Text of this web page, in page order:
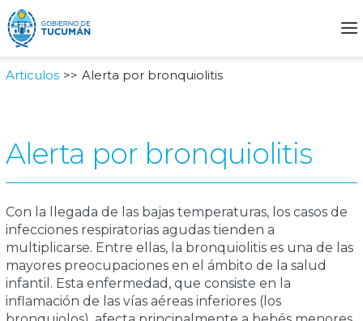
Articulos Alerta por bronquiolitis
Alerta por bronquiolitis
Con la llegada de las bajas temperaturas, los casos de
infecciones respiratorias agudas tienden a
multiplicarse. Entre ellas, la bronquiolitis es una de las
mayores preocupaciones en el ámbito de la salud
infantil. Esta enfermedad, que consiste en la
inflamación de las vías aéreas inferiores (los